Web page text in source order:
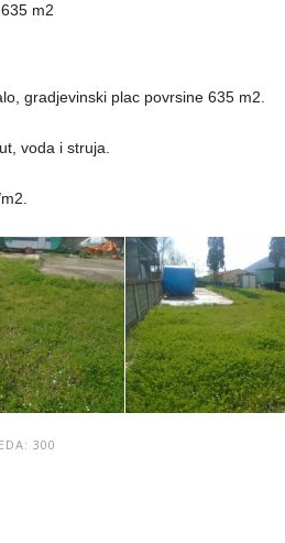
635 m2
gradjevinski plac povrsine 635 m2.
voda i struja.
300